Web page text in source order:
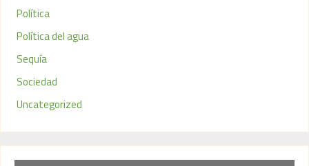
Política
Política del agua
Sequía
Sociedad
Uncategorized